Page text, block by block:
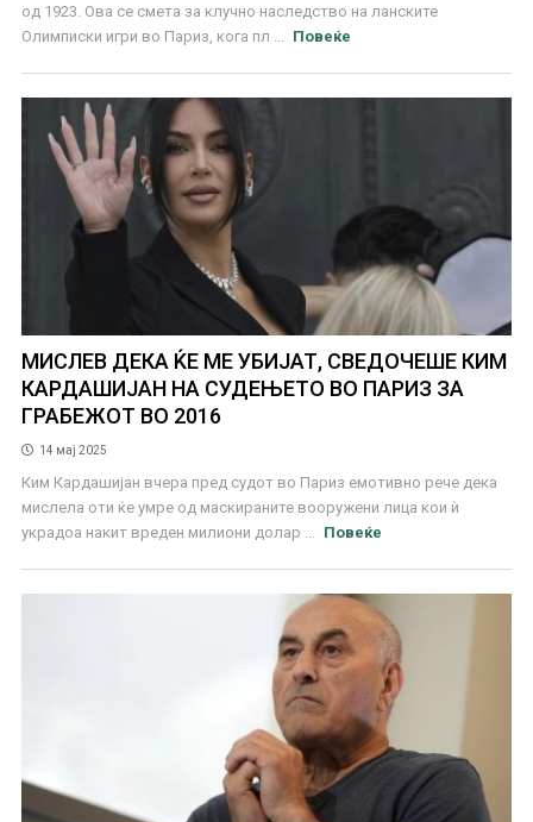
од 1923. Ова се смета за клучно наследство на ланските
Олимписки игри во Париз, кога пл ...
Повеќе
МИСЛЕВ ДЕКА ЌЕ МЕ УБИЈАТ, СВЕДОЧЕШЕ КИМ
КАРДАШИЈАН НА СУДЕЊЕТО ВО ПАРИЗ ЗА
ГРАБЕЖОТ ВО 2016
14 мај 2025
Ким Кардашијан вчера пред судот во Париз емотивно рече дека
мислела оти ќе умре од маскираните вооружени лица кои ѝ
украдоа накит вреден милиони долар ...
Повеќе